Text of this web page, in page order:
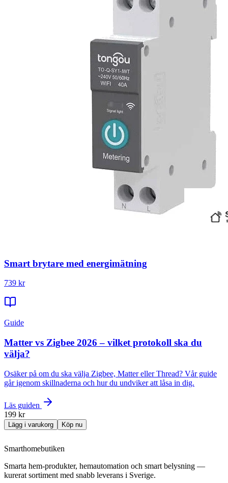
Smart brytare med energimätning
739 kr
Guide
Matter vs Zigbee 2026 – vilket protokoll ska du
välja?
Osäker på om du ska välja Zigbee, Matter eller Thread? Vår guide
går igenom skillnaderna och hur du undviker att låsa in dig.
Läs guiden
199 kr
Lägg i varukorg Köp nu
Smarthomebutiken
Smarta hem-produkter, hemautomation och smart belysning —
kurerat sortiment med snabb leverans i Sverige.